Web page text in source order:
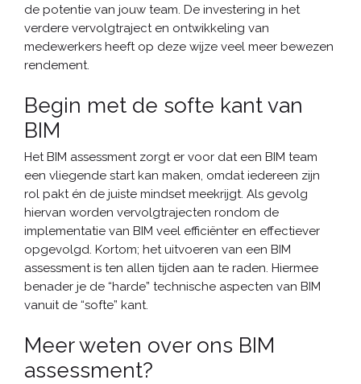
de potentie van jouw team. De investering in het
verdere vervolgtraject en ontwikkeling van
medewerkers heeft op deze wijze veel meer bewezen
rendement.
Begin met de softe kant van
BIM
Het BIM assessment zorgt er voor dat een BIM team
een vliegende start kan maken, omdat iedereen zijn
rol pakt én de juiste mindset meekrijgt. Als gevolg
hiervan worden vervolgtrajecten rondom de
implementatie van BIM veel efficiënter en effectiever
opgevolgd. Kortom; het uitvoeren van een BIM
assessment is ten allen tijden aan te raden. Hiermee
benader je de “harde” technische aspecten van BIM
vanuit de “softe” kant.
Meer weten over ons BIM
assessment?